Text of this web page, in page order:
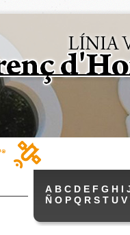
A B C D E F G H I
Ñ O P Q R S T U V